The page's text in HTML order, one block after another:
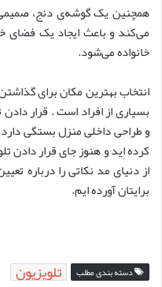
همچنین یک گوشه‌ی دنج، صمیمی
می‌کند و باعث ایجاد یک فضای
خانواده می‌شود.
انتخاب بهترین مکان برای
بسیاری از افراد است . قرار
و طراحی داخلی منزل بستگی
کرده اید و هنوز جای قرار دادن
از دنیای مد نکاتی را درباره
برایتان آورده ایم.
دسته بندی مطلب تلویزیون